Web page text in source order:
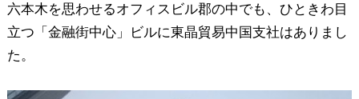
六本木を思わせるオフィスビル郡の中でも、ひときわ目
立つ「金融街中心」ビルに東晶貿易中国支社はありまし
た。